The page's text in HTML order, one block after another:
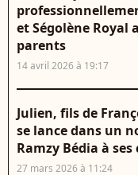
et Ségolène Royal
parents
14 avril 2026 à 19:17
Julien, fils de
se lance dans un
Ramzy Bédia à ses
27 mars 2026 à 11:24